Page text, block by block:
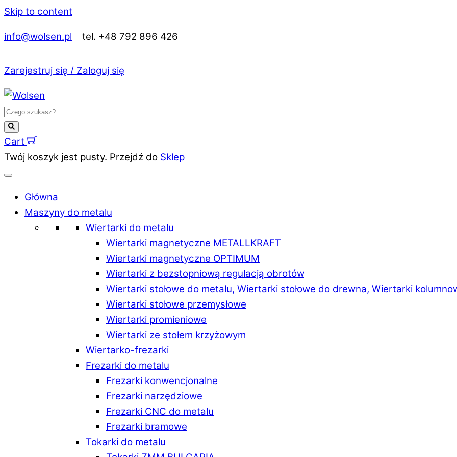
Skip to content
info@wolsen.pl tel. +48 792 896 426
Zarejestruj się / Zaloguj się
Cart
Twój koszyk jest pusty. Przejdź do Sklep
Główna
Maszyny do metalu
Wiertarki do metalu
Wiertarki magnetyczne METALLKRAFT
Wiertarki magnetyczne OPTIMUM
Wiertarki z bezstopniową regulacją obrotów
Wiertarki stołowe do metalu, Wiertarki stołowe do drewna, Wiertarki
Wiertarki stołowe przemysłowe
Wiertarki promieniowe
Wiertarki ze stołem krzyżowym
Wiertarko-frezarki
Frezarki do metalu
Frezarki konwencjonalne
Frezarki narzędziowe
Frezarki CNC do metalu
Frezarki bramowe
Tokarki do metalu